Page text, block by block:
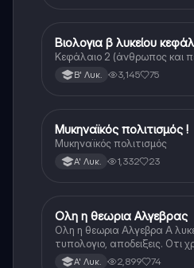
Βιολογία
Βιολογια β λυκείου
Κεφάλαιο 2 (άνθρωπος και
Β' Λυκ. 3,145 75
Ιστορία
Μυκηναϊκός πολιτισμός !
Μυκηναϊκός πολιτισμός
Α' Λυκ. 1,332 23
Μαθηματικά
Ολη η θεωρια Αλγεβρας
Ολη η θεωρια Αλγεβρα Α
τυπολογιο, αποδειξεις. Οτι
για το θεωρητικο κομματι
Α' Λυκ. 2,899 74